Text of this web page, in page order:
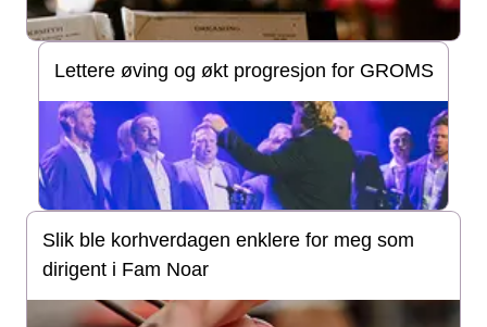
Lettere øving og økt progresjon for GROMS
Slik ble korhverdagen enklere for meg som
dirigent i Fam Noar